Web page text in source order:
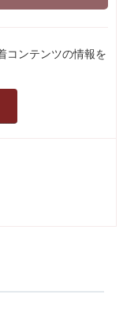
コンテンツの情報を